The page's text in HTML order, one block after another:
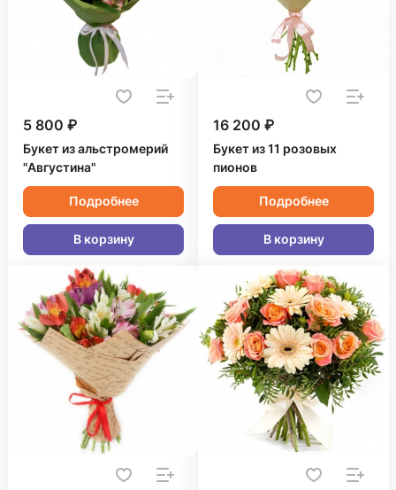
5 800 ₽
Букет из альстромерий
"Августина"
Подробнее
В корзину
16 200 ₽
Букет из 11 розовых
пионов
Подробнее
В корзину